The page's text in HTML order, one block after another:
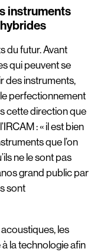
instruments
du futur. Avant
qui peuvent se
des instruments,
perfectionnement
cette direction que
: « il est bien
que l’on
ne le sont pas
grand public par
sont
les
la technologie afin